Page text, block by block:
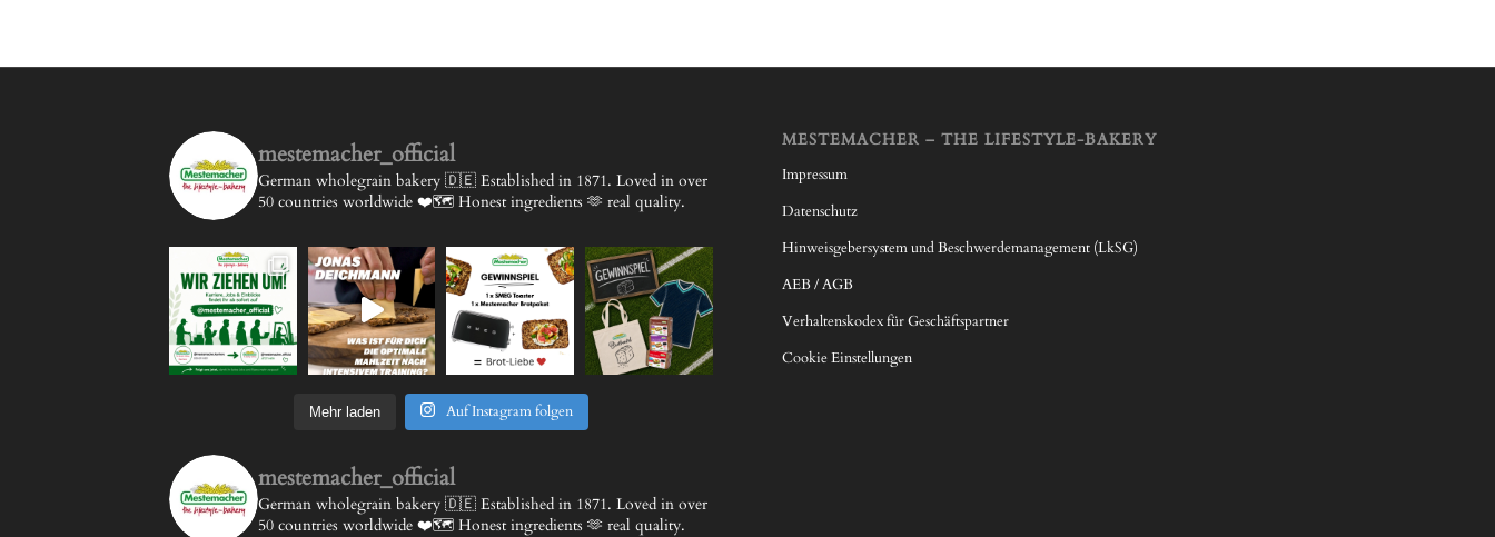
mestemacher_official
German wholegrain bakery 🇩🇪 Established in 1871. Loved in over
50 countries worldwide ❤️🗺️ Honest ingredients 🫶 real quality.
Mehr laden Auf Instagram folgen
mestemacher_official
German wholegrain bakery 🇩🇪 Established in 1871. Loved in over
50 countries worldwide ❤️🗺️ Honest ingredients 🫶 real quality.
MESTEMACHER – THE LIFESTYLE-BAKERY
Impressum
Datenschutz
Hinweisgebersystem und Beschwerdemanagement (LkSG)
AEB / AGB
Verhaltenskodex für Geschäftspartner
Cookie Einstellungen